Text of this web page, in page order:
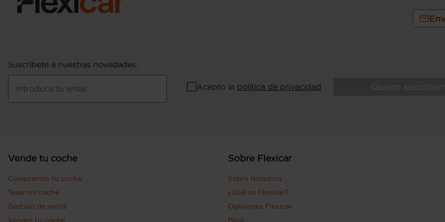
Suscríbete a nuestras novedades:
Introduce tu email Acepto la política de privacidad
Vende tu coche
Compramos tu coche
Tasar mi coche
Gestión de venta
Vender tu coche
Sobre Flexicar
Sobre Nosotros
¿Qué es Flexicar?
Opiniones Flexicar
Blog